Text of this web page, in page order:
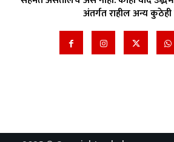
अंतर्गत राहील अन्य कुठेही